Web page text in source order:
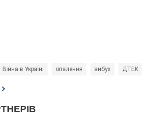
Війна в Україні опалення вибух ДТЕК